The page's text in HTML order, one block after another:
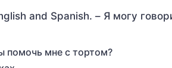
and Spanish. – Я могу
помочь мне с тортом?